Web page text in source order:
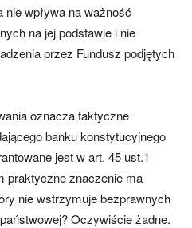
wpływa na ważność
na jej podstawie i nie
przez Fundusz podjętych
oznacza faktyczne
banku konstytucyjnego
jest w art. 45 ust.1
praktyczne znaczenie ma
nie wstrzymuje bezprawnych
Oczywiście żadne.